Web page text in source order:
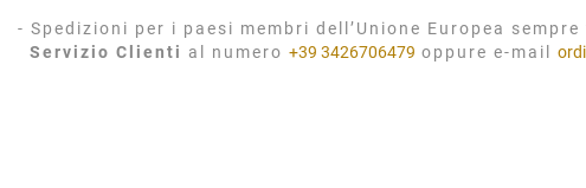
- Spedizioni per i paesi membri dell’Unione Europea
Servizio Clienti al numero +39 3426706479 oppure e-mail